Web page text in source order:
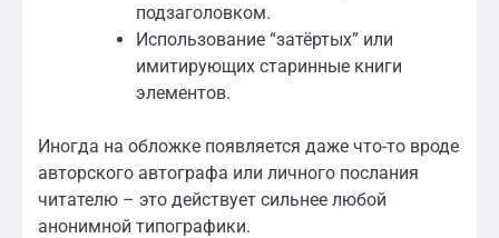
подзаголовком.
Использование “затёртых” или
имитирующих старинные книги
элементов.
Иногда на обложке появляется даже что-то вроде
авторского автографа или личного послания
читателю – это действует сильнее любой
анонимной типографики.